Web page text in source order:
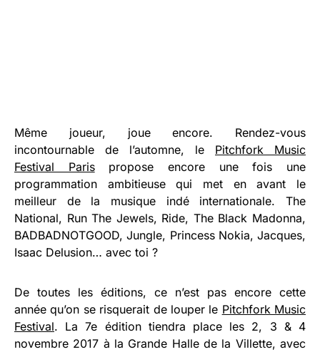
Même joueur, joue encore. Rendez-vous
incontournable de l’automne, le Pitchfork Music
Festival Parispropose encore une fois une
programmation ambitieuse qui met en avant le
meilleur de la musique indé internationale. The
National, Run The Jewels, Ride, The Black Madonna,
BADBADNOTGOOD, Jungle, Princess Nokia, Jacques,
Isaac Delusion… avec toi ?
De toutes les éditions, ce n’est pas encore cette
année qu’on se risquerait de louper le Pitchfork Music
Festival. La 7e édition tiendra place les 2, 3 & 4
novembre 2017 à la Grande Halle de la Villette, avec